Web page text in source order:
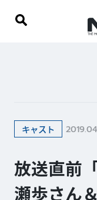
キャスト
放送直前
瀬歩さん